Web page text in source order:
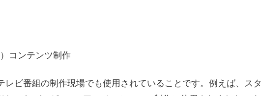
コンテンツ制作
レビ番組の制作現場でも使用されていることです。例えば、スタ